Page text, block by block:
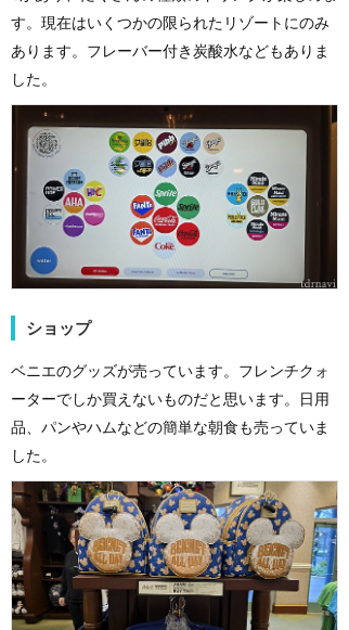
す。現在はいくつかの限られたリゾートにのみ
あります。フレーバー付き炭酸水などもありま
した。
ショップ
ベニエのグッズが売っています。フレンチクォ
ーターでしか買えないものだと思います。日用
品、パンやハムなどの簡単な朝食も売っていま
した。